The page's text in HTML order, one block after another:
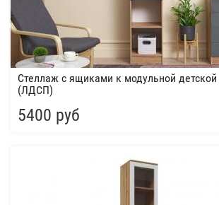
Стеллаж с ящиками к модульной
(ЛДСП)
5400 руб